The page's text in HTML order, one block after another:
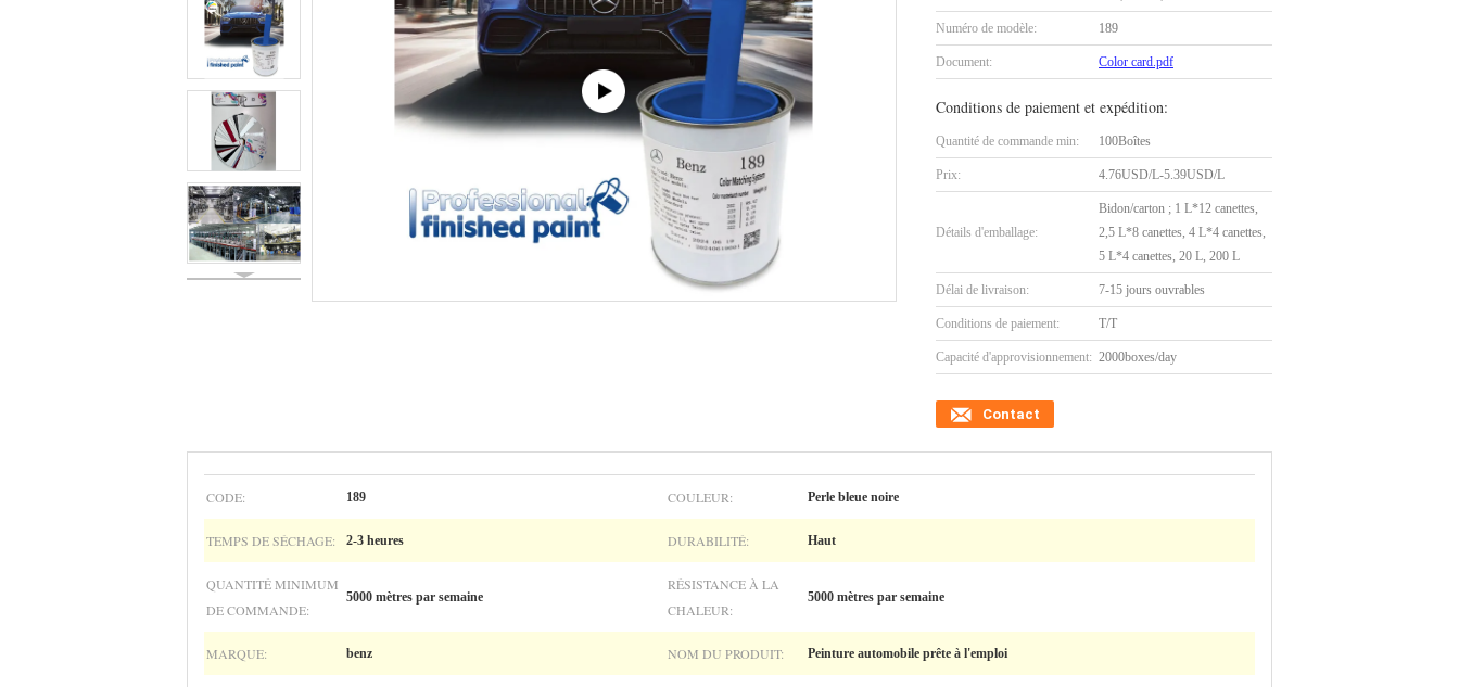
Numéro de modèle: 189
Document: Color card.pdf
Conditions de paiement et expédition:
Quantité de commande min: 100Boîtes
Prix: 4.76USD/L-5.39USD/L
Détails d'emballage:
Bidon/carton ; 1 L*12 canettes,
2,5 L*8 canettes, 4 L*4 canettes,
5 L*4 canettes, 20 L, 200 L
Délai de livraison: 7-15 jours ouvrables
Conditions de paiement: T/T
Capacité d'approvisionnement: 2000boxes/day
Contact
CODE: 189 COULEUR: Perle bleue noire
TEMPS DE SÉCHAGE: 2-3 heures DURABILITÉ: Haut
QUANTITÉ MINIMUM
DE COMMANDE:
5000 mètres par semaine
RÉSISTANCE À LA
CHALEUR:
5000 mètres par semaine
MARQUE: benz NOM DU PRODUIT: Peinture automobile prête à l'emploi